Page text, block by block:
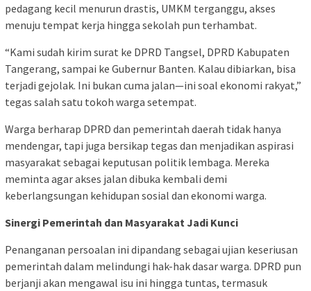
pedagang kecil menurun drastis, UMKM terganggu, akses
menuju tempat kerja hingga sekolah pun terhambat.
“Kami sudah kirim surat ke DPRD Tangsel, DPRD Kabupaten
Tangerang, sampai ke Gubernur Banten. Kalau dibiarkan, bisa
terjadi gejolak. Ini bukan cuma jalan—ini soal ekonomi rakyat,”
tegas salah satu tokoh warga setempat.
Warga berharap DPRD dan pemerintah daerah tidak hanya
mendengar, tapi juga bersikap tegas dan menjadikan aspirasi
masyarakat sebagai keputusan politik lembaga. Mereka
meminta agar akses jalan dibuka kembali demi
keberlangsungan kehidupan sosial dan ekonomi warga.
Sinergi Pemerintah dan Masyarakat Jadi Kunci
Penanganan persoalan ini dipandang sebagai ujian keseriusan
pemerintah dalam melindungi hak-hak dasar warga. DPRD pun
berjanji akan mengawal isu ini hingga tuntas, termasuk